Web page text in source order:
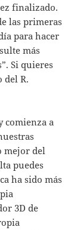
finalizado.
las primeras
para hacer
más
Si quieres
del R.
comienza a
mejor del
puedes
ha sido más
3D de